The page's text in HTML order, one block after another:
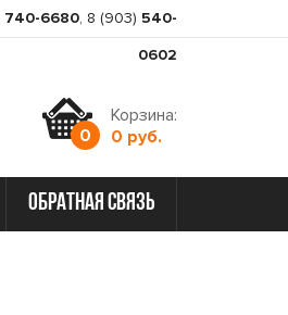
740-6680, 8 (903) 540-
0602
0
Корзина:
0 руб.
обратная связь